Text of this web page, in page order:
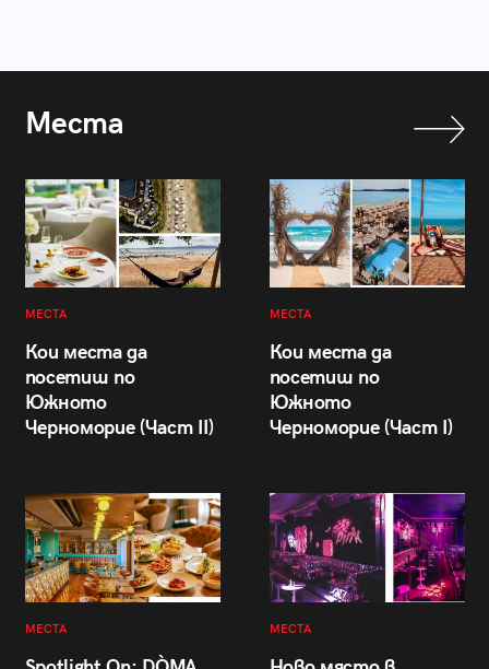
Места
МЕСТА
Кои места да
посетиш по
Южното
Черноморие (Част II)
МЕСТА
Кои места да
посетиш по
Южното
Черноморие (Част I)
МЕСТА МЕСТА